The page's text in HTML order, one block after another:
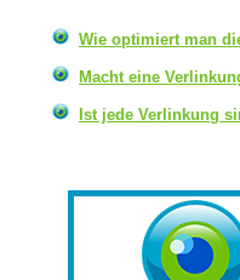
Wie optimiert man
Macht eine
Ist jede Verlinkung